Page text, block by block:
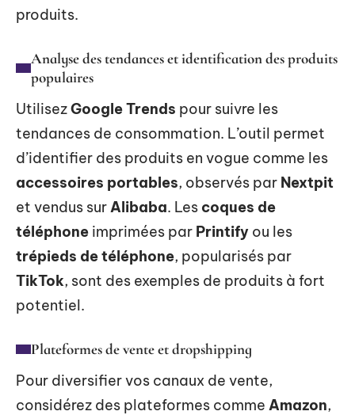
produits.
Analyse des tendances et identification des produits
populaires
UtilisezGoogle Trends pour suivre les
tendances de consommation. L’outil permet
d’identifier des produits en vogue comme les
accessoires portables, observés par Nextpit
et vendus surAlibaba. Les coques de
téléphone imprimées par Printify ou les
trépieds de téléphone, popularisés par
TikTok, sont des exemples de produits à fort
potentiel.
Plateformes de vente et dropshipping
Pour diversifier vos canaux de vente,
considérez des plateformes comme Amazon,